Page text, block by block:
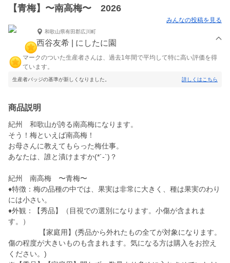
【青梅】〜南高梅〜 2026
みんなの投稿を見る
和歌山県有田郡広川町
西谷友希 | にしたに園
マークのついた生産者さんは、過去1年間で平均して特に高い評価を得
ています。
生産者バッジの基準が新しくなりました。 詳しくはこちら
商品説明
紀州 和歌山が誇る南高梅になります。
そう！梅といえば南高梅！
お母さんに教えてもらった梅仕事。
あなたは、誰と漬けますか(*´-`)？
紀州 南高梅 〜青梅〜
♦︎特徴：梅の品種の中では、果実は非常に大きく、種は果実のわり
には小さい。
♦︎外観：【秀品】（目視での選別になります。小傷が含まれま
す。）
【家庭用】(秀品から外れたもの全てが対象になります。
傷の程度が大きいものも含まれます。気になる方は購入をお控え
ください。)